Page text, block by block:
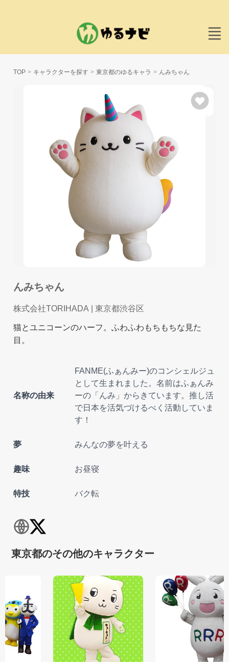
TOP キャラクターを探す 東京都のゆるキャラ んみちゃん
んみちゃん
株式会社TORIHADA | 東京都渋谷区
猫とユニコーンのハーフ。ふわふわもちもちな見た
目。
名称の由来
FANME(ふぁんみー)のコンシェルジュ
として生まれました。名前はふぁんみ
ーの「んみ」からきています。推し活
で日本を活気づけるべく活動していま
す！
夢 みんなの夢を叶える
趣味 お昼寝
特技 バク転
東京都のその他のキャラクター